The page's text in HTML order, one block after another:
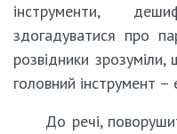
інструменти,
здогадуватися про
розвідники
головний інструмент –
До речі,